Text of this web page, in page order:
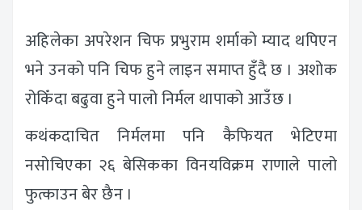
अहिलेका अपरेशन चिफ प्रभुराम शर्माको म्याद थपिएन
भने उनको पनि चिफ हुने लाइन समाप्त हुँदै छ । अशोक
रोकिँदा बढुवा हुने पालो निर्मल थापाको आउँछ ।
कथंकदाचित निर्मलमा पनि कैफियत भेटिएमा
नसोचिएका २६ बेसिकका विनयविक्रम राणाले पालो
फुत्काउन बेर छैन ।